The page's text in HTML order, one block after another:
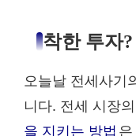
착한 투자?
오늘날 전세사기
니다. 전세 시장
을 지키는 방법